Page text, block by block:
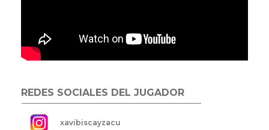
REDES SOCIALES DEL JUGADOR
xavibiscayzacu